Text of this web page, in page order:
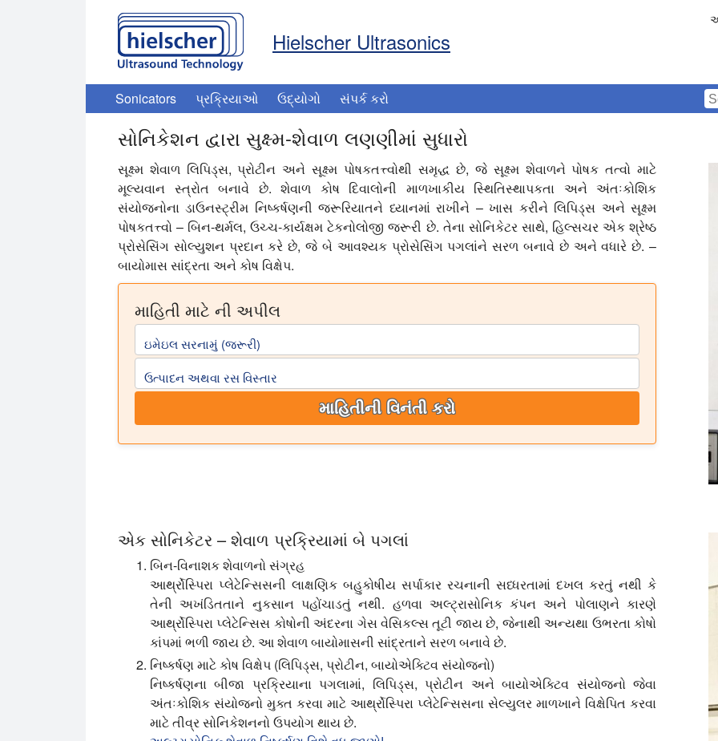
Hielscher Ultrasonics
Sonicators પ્રક્રિયાઓ ઉદ્યોગો સંપર્ક કરો
સોનિકેશન દ્વારા સુક્ષ્મ-શેવાળ લણણીમાં સુધારો
સૂક્ષ્મ શેવાળ લિપિડ્સ, પ્રોટીન અને સૂક્ષ્મ પોષકતત્ત્વોથી સમૃદ્ધ છે, જે સૂક્ષ્મ શેવાળને પોષક તત્વો માટે
મૂલ્યવાન સ્ત્રોત બનાવે છે. શેવાળ કોષ દિવાલોની માળખાકીય સ્થિતિસ્થાપકતા અને અંતઃકોશિક
સંયોજનોના ડાઉનસ્ટ્રીમ નિષ્કર્ષણની જરૂરિયાતને ધ્યાનમાં રાખીને – ખાસ કરીને લિપિડ્સ અને સૂક્ષ્મ
પોષકતત્ત્વો – બિન-થર્મલ, ઉચ્ચ-કાર્યક્ષમ ટેકનોલોજી જરૂરી છે. તેના સોનિકેટર સાથે, હિલ્સચર એક શ્રેષ્ઠ
પ્રોસેસિંગ સોલ્યુશન પ્રદાન કરે છે, જે બે આવશ્યક પ્રોસેસિંગ પગલાંને સરળ બનાવે છે અને વધારે છે. –
બાયોમાસ સાંદ્રતા અને કોષ વિક્ષેપ.
માહિતી માટે ની અપીલ
ઇમેઇલ સરનામું (જરૂરી)
ઉત્પાદન અથવા રસ વિસ્તાર
માહિતીની વિનંતી કરો
એક સોનિકેટર – શેવાળ પ્રક્રિયામાં બે પગલાં
બિન-વિનાશક શેવાળનો સંગ્રહ
આર્થ્રોસ્પિરા પ્લેટેન્સિસની લાક્ષણિક બહુકોષીય સર્પાકાર રચનાની સધ્ધરતામાં દખલ કરતું નથી કે
તેની અખંડિતતાને નુકસાન પહોંચાડતું નથી. હળવા અલ્ટ્રાસોનિક કંપન અને પોલાણને કારણે
આર્થ્રોસ્પિરા પ્લેટેન્સિસ કોષોની અંદરના ગેસ વેસિકલ્સ તૂટી જાય છે, જેનાથી અન્યથા ઉભરતા કોષો
કાંપમાં ભળી જાય છે. આ શેવાળ બાયોમાસની સાંદ્રતાને સરળ બનાવે છે.
નિષ્કર્ષણ માટે કોષ વિક્ષેપ (લિપિડ્સ, પ્રોટીન, બાયોએક્ટિવ સંયોજનો)
નિષ્કર્ષણના બીજા પ્રક્રિયાના પગલામાં, લિપિડ્સ, પ્રોટીન અને બાયોએક્ટિવ સંયોજનો જેવા
અંતઃકોશિક સંયોજનો મુક્ત કરવા માટે આર્થ્રોસ્પિરા પ્લેટેન્સિસના સેલ્યુલર માળખાને વિક્ષેપિત કરવા
માટે તીવ્ર સોનિકેશનનો ઉપયોગ થાય છે.